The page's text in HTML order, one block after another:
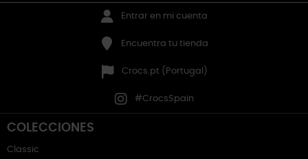
Entrar en mi cuenta
Encuentra tu tienda
Crocs.pt (Portugal)
#CrocsSpain
COLECCIONES
Classic